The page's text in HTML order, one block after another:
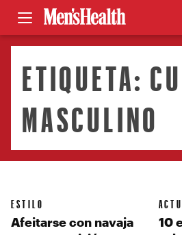
ETIQUETA:
MASCULINO
ESTILO
Afeitarse con navaja
10